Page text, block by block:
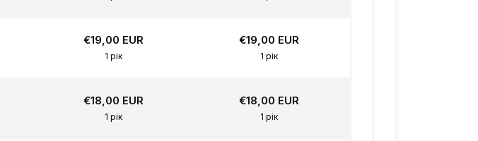
€19,00 EUR
1 рік
€19,00 EUR
1 рік
€18,00 EUR
1 рік
€18,00 EUR
1 рік